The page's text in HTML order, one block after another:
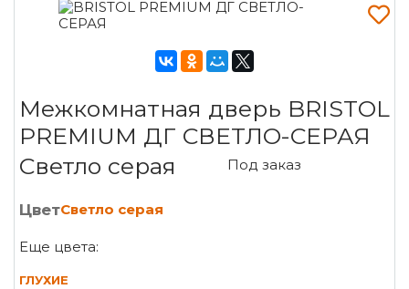
Межкомнатная дверь BRISTOL
PREMIUM ДГ СВЕТЛО-СЕРАЯ
Светло серая
Под заказ
ЦветСветло серая
Еще цвета:
ГЛУХИЕ